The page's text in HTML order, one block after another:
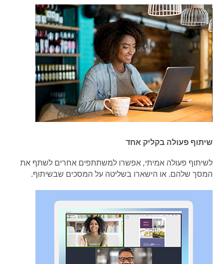
שיתוף פעולה בקליק אחד
לשיתוף פעולה אמיתי, אפשרו למשתתפים אחרים לשתף את
המסך שלהם. או הישארו בשליטה על המסכים שבשיתוף.